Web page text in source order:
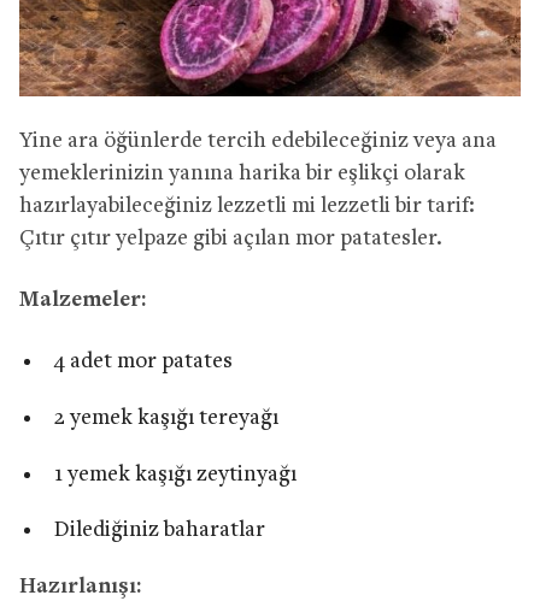
Yine ara öğünlerde tercih edebileceğiniz veya ana
yemeklerinizin yanına harika bir eşlikçi olarak
hazırlayabileceğiniz lezzetli mi lezzetli bir tarif:
Çıtır çıtır yelpaze gibi açılan mor patatesler.
Malzemeler:
4 adet mor patates
2 yemek kaşığı tereyağı
1 yemek kaşığı zeytinyağı
Dilediğiniz baharatlar
Hazırlanışı: